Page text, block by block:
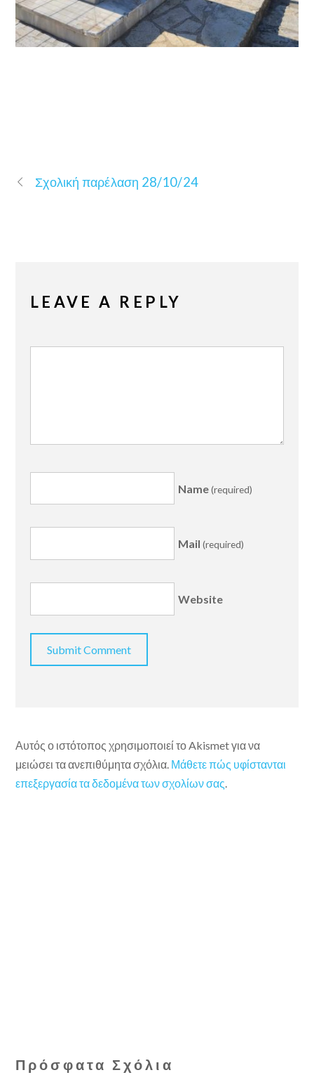
Σχολική παρέλαση 28/10/24
LEAVE A REPLY
Name(required)
Mail (required)
Website
Αυτός ο ιστότοπος χρησιμοποιεί το Akismet για να
μειώσει τα ανεπιθύμητα σχόλια. Μάθετε πώς υφίστανται
επεξεργασία τα δεδομένα των σχολίων σας.
Πρόσφατα Σχόλια